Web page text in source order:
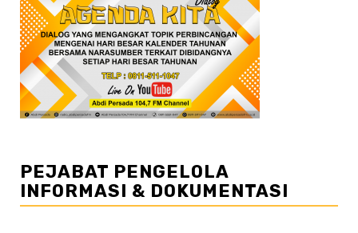
PEJABAT PENGELOLA
INFORMASI & DOKUMENTASI